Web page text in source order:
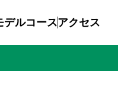
デルコースアクセス